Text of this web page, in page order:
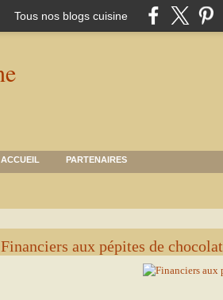
Tous nos blogs cuisine
ACCUEIL PARTENAIRES
Financiers aux pépites de chocolat